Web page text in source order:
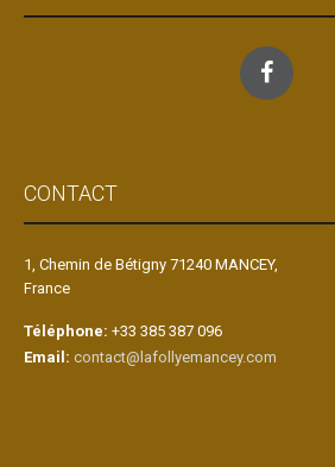
CONTACT
1, Chemin de Bétigny 71240 MANCEY,
France
Téléphone: +33 385 387 096
Email: contact@lafollyemancey.com